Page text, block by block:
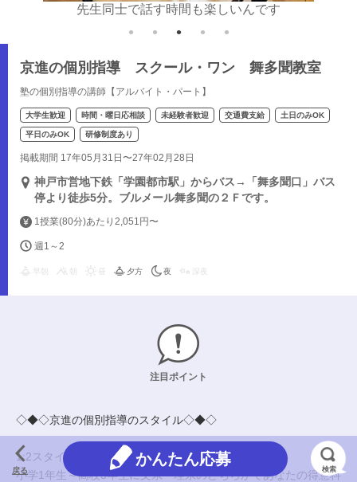
先生同士で話す時間も楽しいんです
京進の個別指導 スクール・ワン 舞多聞教室
塾の個別指導の講師【アルバイト・パート】
大学生歓迎 時間・曜日応相談 未経験者歓迎 交通費支給 土日のみOK
平日のみOK 研修制度あり
掲載期間 17年05月31日〜27年02月28日
神戸市営地下鉄「学園都市駅」からバス→「舞多聞口」バス
停より徒歩5分。ブルメール舞多聞の２Ｆです。
1授業(80分)あたり2,051円〜
週1～2
夕方 夜 深夜
注目ポイント
◇◆◇京進の個別指導のスタイル◇◆◇
1:2スタイルで生徒2名を指導する塾です。
小学1年生～高校3年生に文系・理系のどちらかであなたの得意科
戻る
かんたん応募
検索